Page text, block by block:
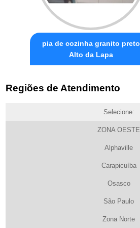
pia de cozinha granito preto
Alto da Lapa
Regiões de Atendimento
Selecione:
ZONA OESTE
Alphaville
Carapicuíba
Osasco
São Paulo
Zona Norte